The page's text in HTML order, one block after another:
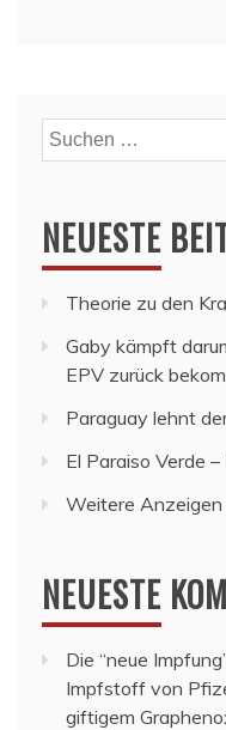
Suchen
nach:
NEUESTE
Theorie zu den
Gaby kämpft
EPV zurück
Paraguay lehnt
El Paraiso Verde
Weitere Anzeigen
NEUESTE
Die “neue
Impfstoff von
giftigem